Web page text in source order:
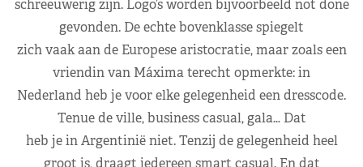
schreeuwerig zijn. Logo’s worden bijvoorbeeld not done
gevonden. De echte bovenklasse spiegelt
zich vaak aan de Europese aristocratie, maar zoals een
vriendin van Máxima terecht opmerkte: in
Nederland heb je voor elke gelegenheid een dresscode.
Tenue de ville, business casual, gala… Dat
heb je in Argentinië niet. Tenzij de gelegenheid heel
groot is, draagt iedereen smart casual. En dat